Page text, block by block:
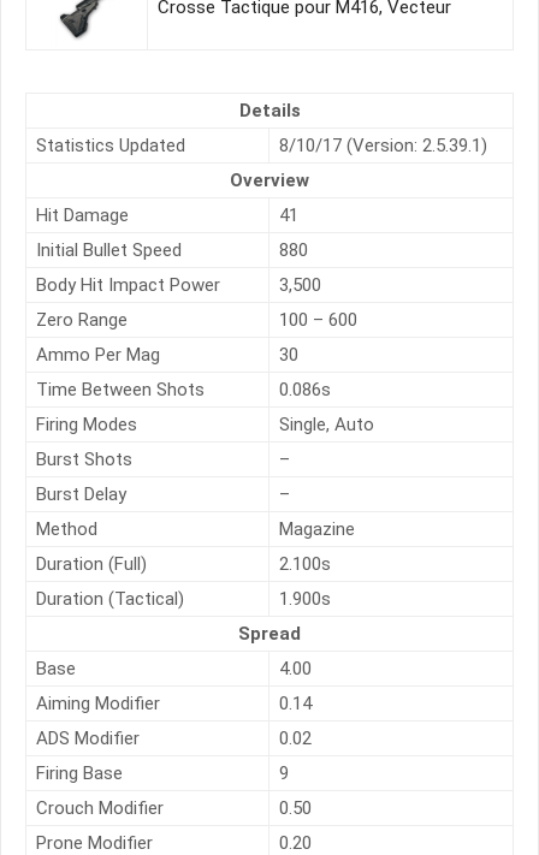
Crosse Tactique pour M416, Vecteur
Details
Statistics Updated
8/10/17 (Version: 2.5.39.1)
Overview
Hit Damage
41
Initial Bullet Speed
880
Body Hit Impact Power
3,500
Zero Range
100 – 600
Ammo Per Mag
30
Time Between Shots
0.086s
Firing Modes
Single, Auto
Burst Shots
–
Burst Delay
–
Method
Magazine
Duration (Full)
2.100s
Duration (Tactical)
1.900s
Spread
Base
4.00
Aiming Modifier
0.14
ADS Modifier
0.02
Firing Base
9
Crouch Modifier
0.50
Prone Modifier
0.20